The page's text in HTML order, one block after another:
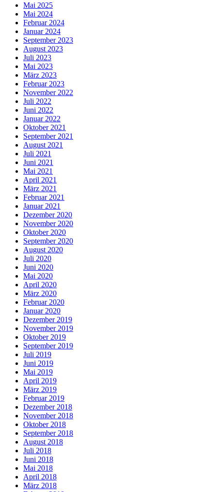
Mai 2025
Mai 2024
Februar 2024
Januar 2024
September 2023
August 2023
Juli 2023
Mai 2023
März 2023
Februar 2023
November 2022
Juli 2022
Juni 2022
Januar 2022
Oktober 2021
September 2021
August 2021
Juli 2021
Juni 2021
Mai 2021
April 2021
März 2021
Februar 2021
Januar 2021
Dezember 2020
November 2020
Oktober 2020
September 2020
August 2020
Juli 2020
Juni 2020
Mai 2020
April 2020
März 2020
Februar 2020
Januar 2020
Dezember 2019
November 2019
Oktober 2019
September 2019
Juli 2019
Juni 2019
Mai 2019
April 2019
März 2019
Februar 2019
Dezember 2018
November 2018
Oktober 2018
September 2018
August 2018
Juli 2018
Juni 2018
Mai 2018
April 2018
März 2018